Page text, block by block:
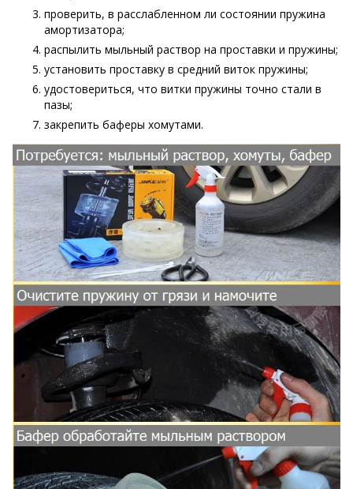
проверить, в расслабленном ли состоянии пружина
амортизатора;
распылить мыльный раствор на проставки и пружины;
установить проставку в средний виток пружины;
удостовериться, что витки пружины точно стали в
пазы;
закрепить баферы хомутами.